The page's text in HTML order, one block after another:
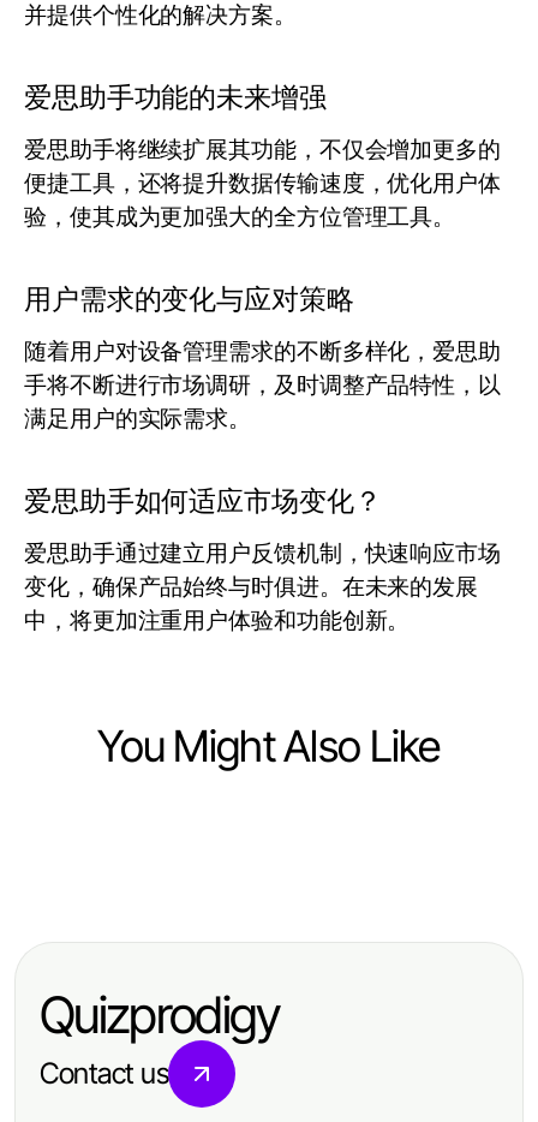
并提供个性化的解决方案。
爱思助手功能的未来增强
爱思助手将继续扩展其功能，不仅会增加更多的
便捷工具，还将提升数据传输速度，优化用户体
验，使其成为更加强大的全方位管理工具。
用户需求的变化与应对策略
随着用户对设备管理需求的不断多样化，爱思助
手将不断进行市场调研，及时调整产品特性，以
满足用户的实际需求。
爱思助手如何适应市场变化？
爱思助手通过建立用户反馈机制，快速响应市场
变化，确保产品始终与时俱进。在未来的发展
中，将更加注重用户体验和功能创新。
You Might Also Like
Basics Fast for Authentic
The raja 328 Master Guide for
Quizprodigy
Contact us